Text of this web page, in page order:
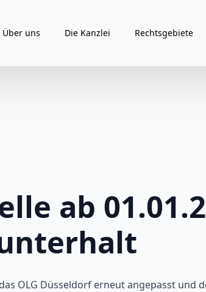
Über uns Die Kanzlei Rechtsgebiete
ab
OLG Düsseldorf erneut angepasst